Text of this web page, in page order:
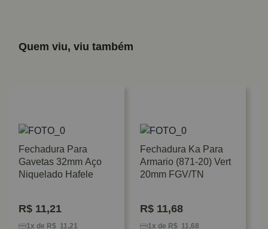
Quem viu, viu também
Fechadura Para
Gavetas 32mm Aço
Niquelado Hafele
R$ 11,21
1x de R$ 11,21
Fechadura Ka Para
Armario (871-20) Vert
20mm FGV/TN
R$ 11,68
1x de R$ 11,68